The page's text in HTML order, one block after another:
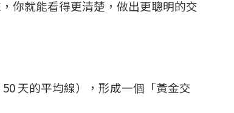
你就能看得更清楚，做出更聰明的交
天的平均線），形成一個「黃金交